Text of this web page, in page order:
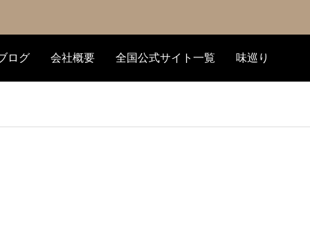
ログ 会社概要 全国公式サイト一覧 味巡り